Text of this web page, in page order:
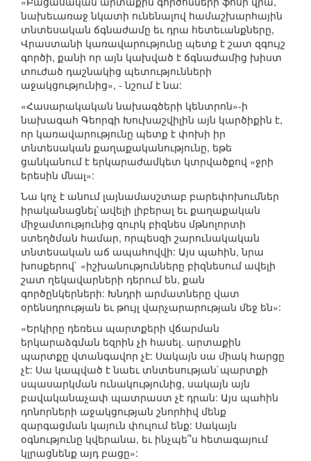
նախեւառաջ նկատի ունենալով համաշխարհային
տնտեսական ճգնաժամը եւ դրա հետեւանքները,
Վրաստանի կառավարությունը պետք է շատ զգույշ
գործի, քանի որ այն կախված է ճգնաժամից խիստ
տուժած դաշնակից պետությունների
աջակցությունից», - նշում է նա:
«Հասարակական նախագծերի կենտրոն»-ի
նախագահ Գեորգի Խուխաշվիլին այն կարծիքին է,
որ կառավարությունը պետք է փոխի իր
տնտեսական քաղաքականությունը, եթե
ցանկանում է երկարաժամկետ կտրվածքով «ջրի
երեսին մնալ»:
Նա կոչ է անում լայնամասշտաբ բարեփոխումներ
իրականացնել`ավելի լիբերալ եւ քաղաքական
միջամտությունից զուրկ բիզնես մթնոլորտի
ստեղծման համար, որպեսզի շարունակական
տնտեսական աճ ապահովվի: Այս պահին, նրա
խոսքերով` «իշխանությունները բիզնեսում ավելի
շատ ղեկավարների դերում են, քան
գործընկերների: Խնդրի արմատները վատ
օրենսդրության եւ թույլ վարչարարության մեջ են»:
«Երկիրը դեռեւս պարտքերի վճարման
երկարաձգման եզրին չի հասել. արտաքին
պարտքը վտանգավոր չէ: Սակայն սա միակ հարցը
չէ: Սա կապված է նաեւ տնտեսության`պարտքի
սպասարկման ունակությունից, սակայն այն
բավականաչափ պատրաստ չէ դրան: Այս պահին
դոնորների աջակցության շնորհիվ մենք
զարգացման կայուն փուլում ենք: Սակայն
օգնությունը կվերանա, եւ ինչպե՞ս հետագայում
կլրացնենք այդ բացը»: